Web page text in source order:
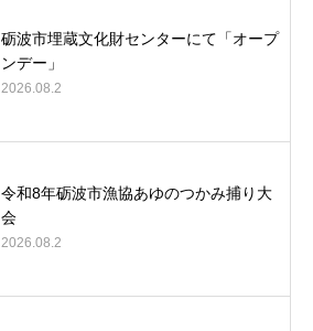
砺波市埋蔵文化財センターにて「オープ
ンデー」
2026.08.2
令和8年砺波市漁協あゆのつかみ捕り大
会
2026.08.2